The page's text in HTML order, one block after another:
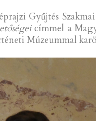
Gyűjtés
címmel a
Múzeummal